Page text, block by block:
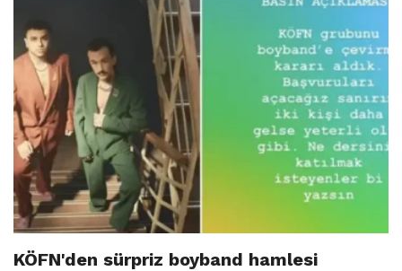
KÖFN'den sürpriz boyband hamlesi